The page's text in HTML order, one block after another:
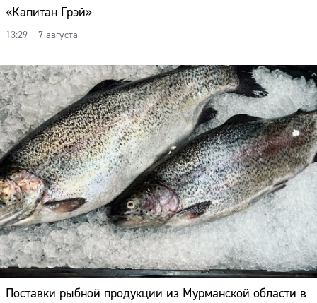
«Капитан Грэй»
13:29 – 7 августа
Поставки рыбной продукции из Мурманской области в